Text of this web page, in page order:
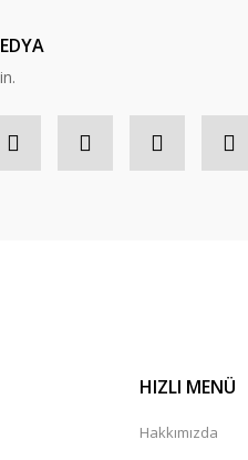
HIZLI MENÜ
Hakkımızda